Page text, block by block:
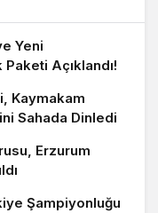
Yeni
Açıklandı!
Kaymakam
Sahada Dinledi
Erzurum
Şampiyonluğu